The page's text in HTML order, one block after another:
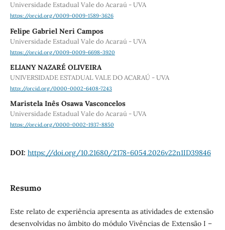
Universidade Estadual Vale do Acaraú - UVA
https://orcid.org/0009-0009-1589-3626
Felipe Gabriel Neri Campos
Universidade Estadual Vale do Acaraú - UVA
https://orcid.org/0009-0009-6698-3920
ELIANY NAZARÉ OLIVEIRA
UNIVERSIDADE ESTADUAL VALE DO ACARAÚ - UVA
http://orcid.org/0000-0002-6408-7243
Maristela Inês Osawa Vasconcelos
Universidade Estadual Vale do Acaraú - UVA
https://orcid.org/0000-0002-1937-8850
DOI: https://doi.org/10.21680/2178-6054.2026v22n1ID39846
Resumo
Este relato de experiência apresenta as atividades de extensão
desenvolvidas no âmbito do módulo Vivências de Extensão I –